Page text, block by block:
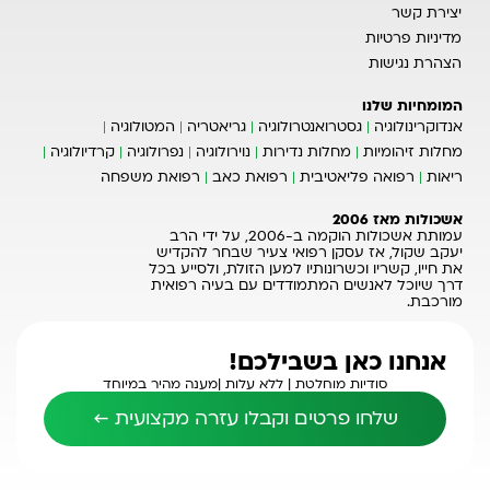
יצירת קשר
מדיניות פרטיות
הצהרת נגישות
המומחיות שלנו
אנדוקרינולוגיה
גסטרואנטרולוגיה גריאטריה
המטולוגיה
מחלות זיהומיות
מחלות נדירות נוירולוגיה נפרולוגיה
קרדיולוגיה
ריאות
רפואה פליאטיבית רפואת כאב רפואת משפחה
אשכולות מאז 2006
עמותת אשכולות הוקמה ב-2006, על ידי הרב
יעקב שקול, אז עסקן רפואי צעיר שבחר להקדיש
את חייו, קשריו וכשרונותיו למען הזולת, ולסייע בכל
דרך שיוכל לאנשים המתמודדים עם בעיה רפואית
מורכבת.
אנחנו כאן בשבילכם!
סודיות מוחלטת | ללא עלות |מענה מהיר במיוחד
שלחו פרטים וקבלו עזרה מקצועית ←